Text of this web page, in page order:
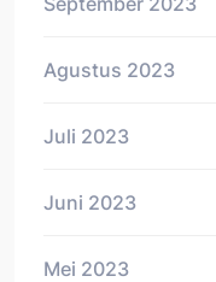
Agustus 2023
Juli 2023
Juni 2023
Mei 2023